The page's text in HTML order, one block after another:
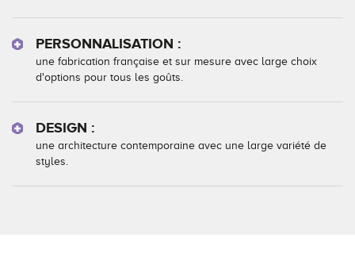
PERSONNALISATION :
une fabrication française et sur mesure avec large choix
d'options pour tous les goûts.
DESIGN :
une architecture contemporaine avec une large variété de
styles.